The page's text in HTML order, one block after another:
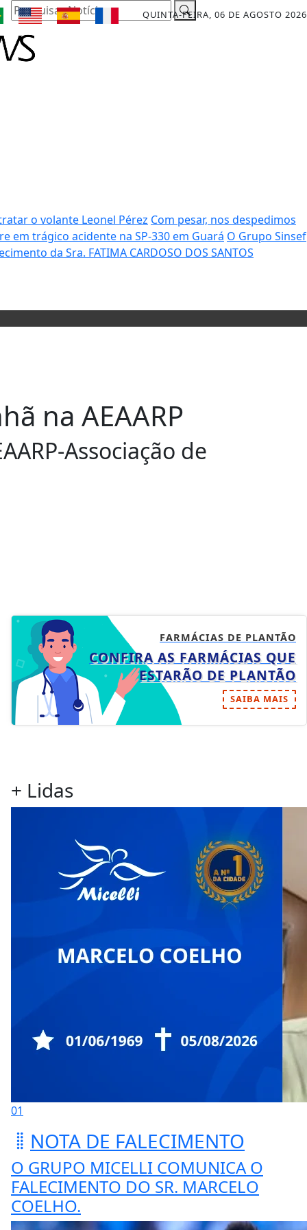
QUINTA-FEIRA, 06 DE AGOSTO 2026
Pesquisar Notícia
o volante Leonel Pérez Com pesar, nos despedimos
em trágico acidente na SP-330 em Guará O Grupo Sinsef
da Sra. FATIMA CARDOSO DOS SANTOS
na AEAARP
Associação de
FARMÁCIAS DE PLANTÃO
CONFIRA AS FARMÁCIAS QUE
ESTARÃO DE PLANTÃO
SAIBA MAIS
+ Lidas
01
NOTA DE FALECIMENTO
O GRUPO MICELLI COMUNICA O
FALECIMENTO DO SR. MARCELO
COELHO.